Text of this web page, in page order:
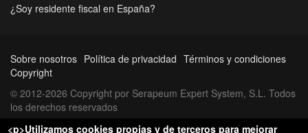
¿Soy residente fiscal en España?
Sobre nosotros Política de privacidad Términos y condiciones
Copyright
© 2012-2026 Copyright por Serapeum Expert System, S.L. Todos
los derechos reservados
<p>Utilizamos cookies propias y de terceros para mejorar